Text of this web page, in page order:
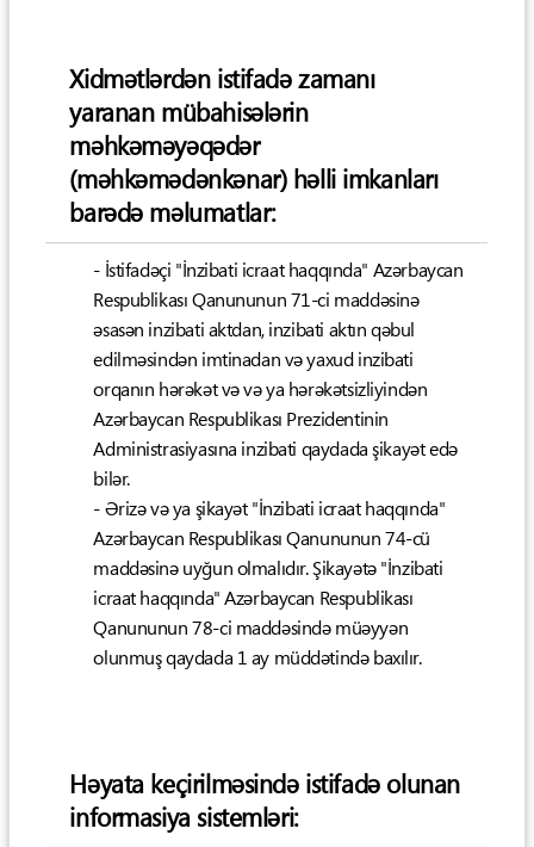
Xidmətlərdən istifadə zamanı
yaranan mübahisələrin
məhkəməyəqədər
(məhkəmədənkənar) həlli imkanları
barədə məlumatlar:
- İstifadəçi "İnzibati icraat haqqında" Azərbaycan
Respublikası Qanununun 71-ci maddəsinə
əsasən inzibati aktdan, inzibati aktın qəbul
edilməsindən imtinadan və yaxud inzibati
orqanın hərəkət və və ya hərəkətsizliyindən
Azərbaycan Respublikası Prezidentinin
Administrasiyasına inzibati qaydada şikayət edə
bilər.
- Ərizə və ya şikayət "İnzibati icraat haqqında"
Azərbaycan Respublikası Qanununun 74-cü
maddəsinə uyğun olmalıdır. Şikayətə "İnzibati
icraat haqqında" Azərbaycan Respublikası
Qanununun 78-ci maddəsində müəyyən
olunmuş qaydada 1 ay müddətində baxılır.
Həyata keçirilməsində istifadə olunan
informasiya sistemləri: